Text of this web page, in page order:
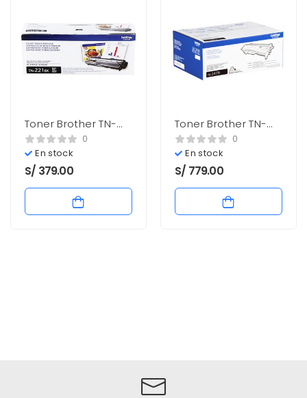
Toner Brother TN-
221BK Negro 2,500
pag. Nuevo
0
En stock
S/ 379.00
Toner Brother TN-
3499 Negro,
rendimiento
20,000pg Nuevo
0
En stock
S/ 779.00